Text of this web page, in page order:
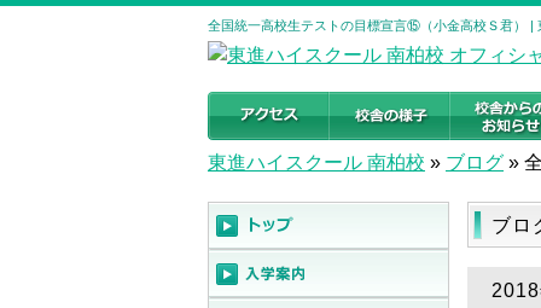
全国統一高校生テストの目標宣言⑮（小金高校Ｓ君） |
東進ハイスクール 南柏校 » ブログ »
ブロ